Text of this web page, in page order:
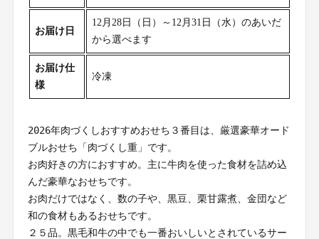
お届け日
12月28日（日）～12月31日（水）のあいだ
から選べます
お届け仕
様
冷凍
2026年肉づくしおすすめおせち３番目は、厳選豪華オード
ブルおせち「肉づくし重」です。
お肉好きの方におすすめ。主に牛肉を使った食材を詰め込
んだ豪華なおせちです。
お肉だけではなく、数の子や、黒豆、栗甘露煮、金団など
和の食材もあるおせちです。
２５品。黒毛和牛の中でも一番おいしいとされているサー